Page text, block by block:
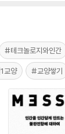
#테크놀로지와인간
교양 #교양쌓기